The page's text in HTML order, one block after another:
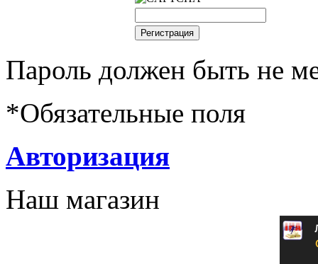
Пароль должен быть не
*Обязательные поля
Авторизация
Наш магазин